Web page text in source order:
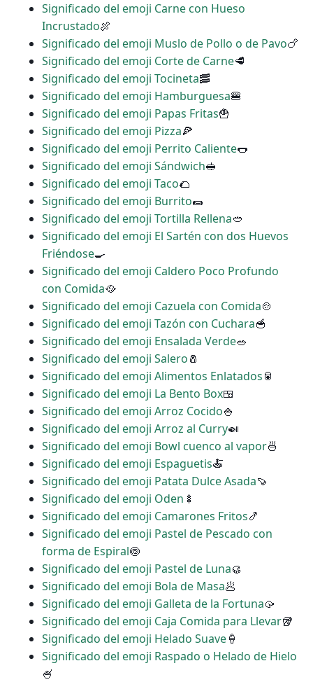
Significado del emoji Carne con Hueso
Incrustado🍖
Significado del emoji Muslo de Pollo o de Pavo🍗
Significado del emoji Corte de Carne🥩
Significado del emoji Tocineta🥓
Significado del emoji Hamburguesa🍔
Significado del emoji Papas Fritas🍟
Significado del emoji Pizza🍕
Significado del emoji Perrito Caliente🌭
Significado del emoji Sándwich🥪
Significado del emoji Taco🌮
Significado del emoji Burrito🌯
Significado del emoji Tortilla Rellena🥙
Significado del emoji El Sartén con dos Huevos
Friéndose🍳
Significado del emoji Caldero Poco Profundo
con Comida🥘
Significado del emoji Cazuela con Comida🍲
Significado del emoji Tazón con Cuchara🥣
Significado del emoji Ensalada Verde🥗
Significado del emoji Salero🧂
Significado del emoji Alimentos Enlatados🥫
Significado del emoji La Bento Box🍱
Significado del emoji Arroz Cocido🍚
Significado del emoji Arroz al Curry🍛
Significado del emoji Bowl cuenco al vapor🍜
Significado del emoji Espaguetis🍝
Significado del emoji Patata Dulce Asada🍠
Significado del emoji Oden 🍢
Significado del emoji Camarones Fritos🍤
Significado del emoji Pastel de Pescado con
forma de Espiral🍥
Significado del emoji Pastel de Luna🥮
Significado del emoji Bola de Masa🥟
Significado del emoji Galleta de la Fortuna🥠
Significado del emoji Caja Comida para Llevar🥡
Significado del emoji Helado Suave🍦
Significado del emoji Raspado o Helado de Hielo
🍧